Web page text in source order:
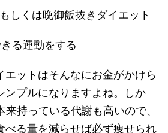
しくは晩御飯抜きダイエット
る運動をする
エットはそんなにお金がかけら
ンプルになりますよね。しか
来持っている代謝も高いので、
べる量を減らせば必ず痩せられ